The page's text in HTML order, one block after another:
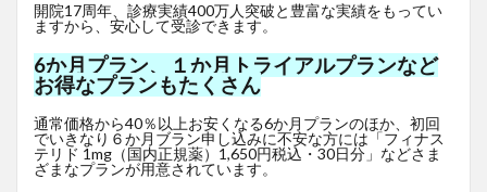
開院17周年、診療実績400万人突破と豊富な実績をもってい
ますから、安心して受診できます。
6か月プラン、１か月トライアルプランなど
お得なプランもたくさん
通常価格から40％以上お安くなる6か月プランのほか、初回
でいきなり６か月ブラン申し込みに不安な方には「フィナス
テリド 1mg（国内正規薬）1,650円税込・30日分」などさま
ざまなプランが用意されています。